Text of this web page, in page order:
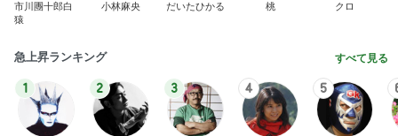
市川團十郎白
猿
小林麻央 だいたひかる 桃 クロ
急上昇ランキング すべて見る
1 2 3 4 5